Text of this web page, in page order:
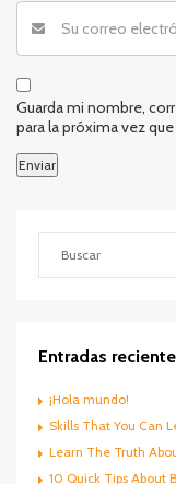
Guarda mi nombre,
para la próxima vez
Entradas
¡Hola mundo!
Skills That You Can
Learn The Truth
10 Quick Tips About